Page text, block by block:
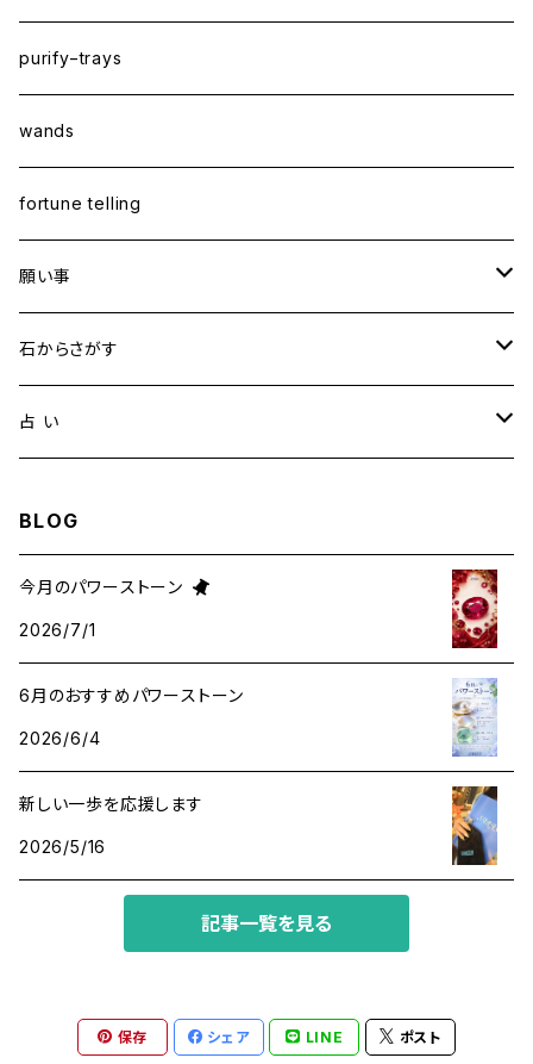
purify−trays
wands
fortune telling
願い事
健康・恋愛・愛情
精神安定・安らぎ
成功・パワー
石からさがす
アイオライト
アベンチュリン
アラゴナイト
占 い
BLOG
今月のパワーストーン
2026/7/1
6月のおすすめパワーストーン
2026/6/4
新しい一歩を応援します
2026/5/16
記事一覧を見る
保存 シェア LINE ポスト